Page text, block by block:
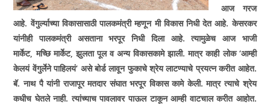
आज गरज
आहे. वेंगुर्ल्याच्या विकासासाठी पालकमंत्री म्हणून मी विकास निधी देत आहे. केसरकर
यांनीही पालकमंत्री असताना भरपूर निधी दिला आहे. त्यामुळेच आज भाजी
मार्केट,मच्छि मार्केट,झुलता पूल व अन्य विकासकामे झाली. मात्र काही लोक‘आम्ही
केलयं वेंगुर्लेने पाहिलयं‘ असे बोर्ड लावून फुकाचे श्रेय लाटण्याचे प्रयत्न करीत आहेत.
बॅ. नाथ पै यांनी राजापूर मतदार संघात भरपूर विकास कामे केली. मात्र त्याचे श्रेय
कधीच घेतले नाही. त्यांच्याच पावलावर पाऊल टाकून आम्ही वाटचाल करीत आहोत.